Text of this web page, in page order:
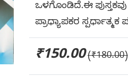
ಒಳಗೊಂಡಿದೆ.ಈ
ಪ್ರಾಧ್ಯಾಪಕರ
₹150.00 (₹180.00)